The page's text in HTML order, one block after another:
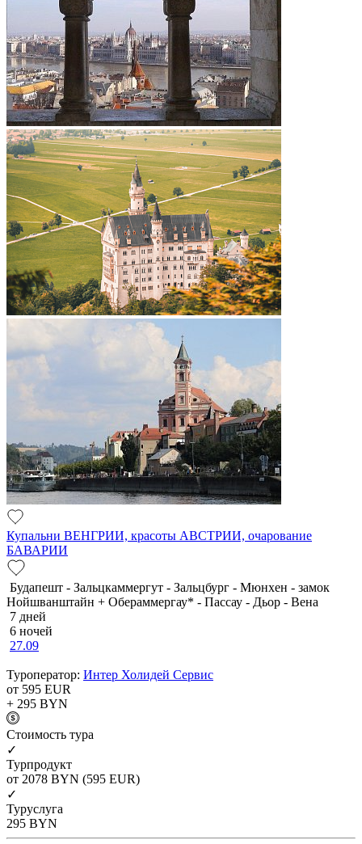
Купальни ВЕНГРИИ, красоты АВСТРИИ, очарование
БАВАРИИ
Будапешт - Зальцкаммергут - Зальцбург - Мюнхен - замок
Нойшванштайн + Обераммергау* - Пассау - Дьор - Вена
7 дней
6 ночей
27.09
Туроператор: Интер Холидей Сервис
от 595 EUR
+ 295 BYN
Cтоимость тура
✓
Турпродукт
от 2078 BYN (595 EUR)
✓
Туруслуга
295 BYN